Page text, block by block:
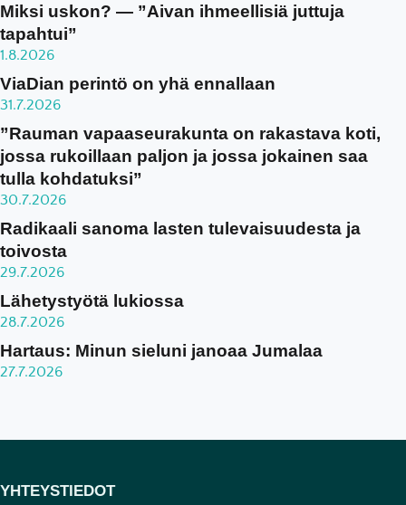
Miksi uskon? — ”Aivan ihmeellisiä juttuja
tapahtui”
1.8.2026
ViaDian perintö on yhä ennallaan
31.7.2026
”Rauman vapaaseurakunta on rakastava koti,
jossa rukoillaan paljon ja jossa jokainen saa
tulla kohdatuksi”
30.7.2026
Radikaali sanoma lasten tulevaisuudesta ja
toivosta
29.7.2026
Lähetystyötä lukiossa
28.7.2026
Hartaus: Minun sieluni janoaa Jumalaa
27.7.2026
YHTEYSTIEDOT